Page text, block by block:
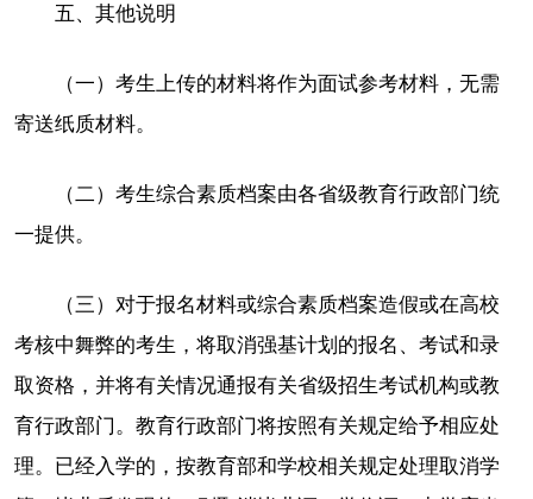
五、其他说明
（一）考生上传的材料将作为面试参考材料，无需
寄送纸质材料。
（二）考生综合素质档案由各省级教育行政部门统
一提供。
（三）对于报名材料或综合素质档案造假或在高校
考核中舞弊的考生，将取消强基计划的报名、考试和录
取资格，并将有关情况通报有关省级招生考试机构或教
育行政部门。教育行政部门将按照有关规定给予相应处
理。已经入学的，按教育部和学校相关规定处理取消学